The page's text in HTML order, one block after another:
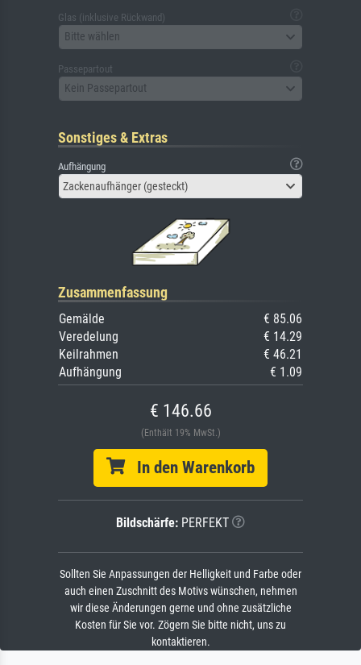
Glas (inklusive Rückwand)
Bitte wählen
Passepartout
Kein Passepartout
Sonstiges & Extras
Aufhängung
Zackenaufhänger (gesteckt)
Zusammenfassung
Gemälde
€ 85.06
Veredelung
€ 14.29
Keilrahmen
€ 46.21
Aufhängung
€ 1.09
€ 146.66
(Enthält 19% MwSt.)
In den Warenkorb
Bildschärfe: PERFEKT
Sollten Sie Anpassungen der Helligkeit und Farbe oder
auch einen Zuschnitt des Motivs wünschen, nehmen
wir diese Änderungen gerne und ohne zusätzliche
Kosten für Sie vor. Zögern Sie bitte nicht, uns zu
kontaktieren.